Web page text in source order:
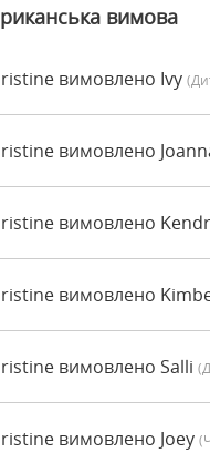
вимова
вимовлено Ivy
вимовлено
вимовлено
вимовлено
вимовлено Salli
вимовлено Joey